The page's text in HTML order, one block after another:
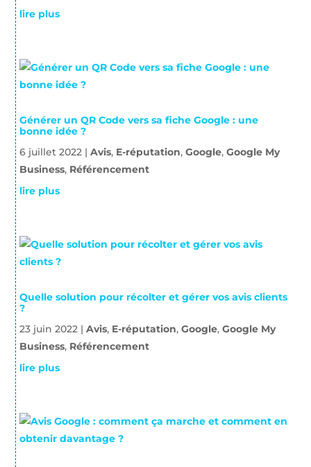
lire plus
Générer un QR Code vers sa fiche Google : une
bonne idée ?
6 juillet 2022| Avis, E-réputation, Google, Google My
Business, Référencement
lire plus
Quelle solution pour récolter et gérer vos avis clients
?
23 juin 2022| Avis, E-réputation, Google, Google My
Business, Référencement
lire plus